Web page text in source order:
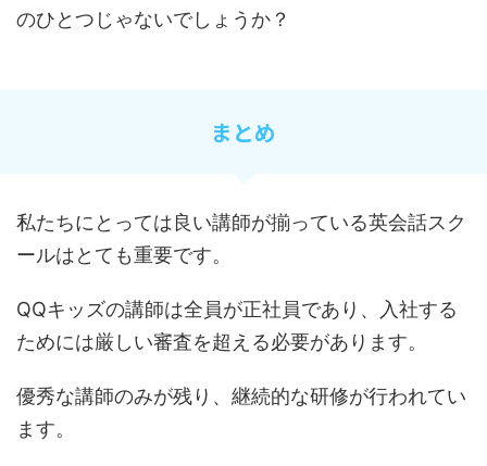
のひとつじゃないでしょうか？
まとめ
私たちにとっては良い講師が揃っている英会話スク
ールはとても重要です。
QQキッズの講師は全員が正社員であり、入社する
ためには厳しい審査を超える必要があります。
優秀な講師のみが残り、継続的な研修が行われてい
ます。